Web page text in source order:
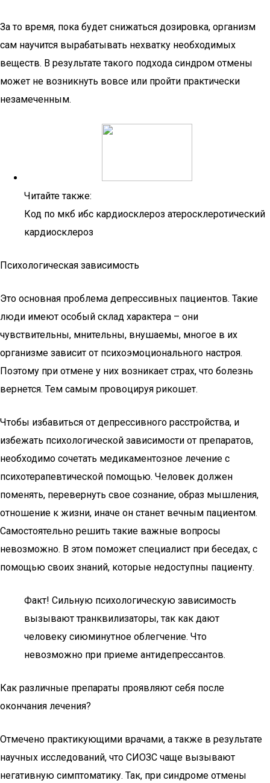
За то время, пока будет снижаться дозировка, организм
сам научится вырабатывать нехватку необходимых
веществ. В результате такого подхода синдром отмены
может не возникнуть вовсе или пройти практически
незамеченным.
Читайте также:
Код по мкб ибс кардиосклероз атеросклеротический
кардиосклероз
Психологическая зависимость
Это основная проблема депрессивных пациентов. Такие
люди имеют особый склад характера – они
чувствительны, мнительны, внушаемы, многое в их
организме зависит от психоэмоционального настроя.
Поэтому при отмене у них возникает страх, что болезнь
вернется. Тем самым провоцируя рикошет.
Чтобы избавиться от депрессивного расстройства, и
избежать психологической зависимости от препаратов,
необходимо сочетать медикаментозное лечение с
психотерапевтической помощью. Человек должен
поменять, перевернуть свое сознание, образ мышления,
отношение к жизни, иначе он станет вечным пациентом.
Самостоятельно решить такие важные вопросы
невозможно. В этом поможет специалист при беседах, с
помощью своих знаний, которые недоступны пациенту.
Факт! Сильную психологическую зависимость
вызывают транквилизаторы, так как дают
человеку сиюминутное облегчение. Что
невозможно при приеме антидепрессантов.
Как различные препараты проявляют себя после
окончания лечения?
Отмечено практикующими врачами, а также в результате
научных исследований, что СИОЗС чаще вызывают
негативную симптоматику. Так, при синдроме отмены